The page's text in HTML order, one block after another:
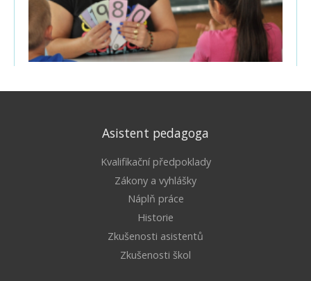
Asistent pedagoga
Kvalifikační předpoklady
Zákony a vyhlášky
Náplň práce
Historie
Zkušenosti asistentů
Zkušenosti škol